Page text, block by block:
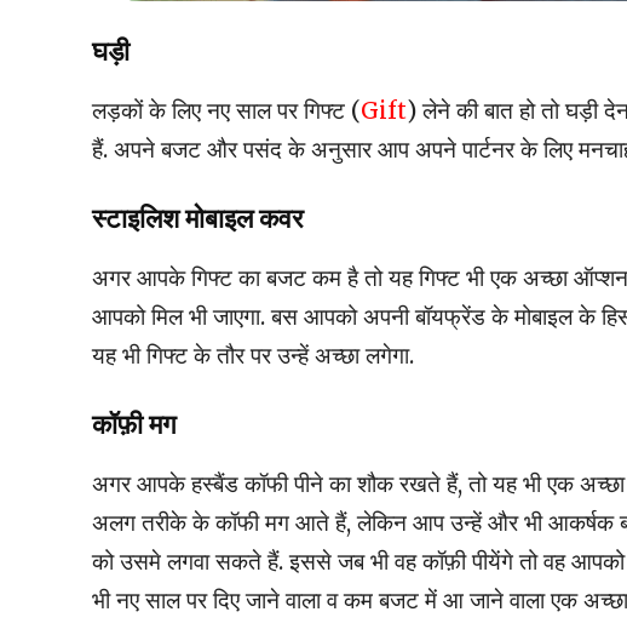
घड़ी
लड़कों के लिए नए साल‌ पर गिफ्ट (Gift) लेने की बात हो तो घड़ी
हैं. अपने बजट और पसंद के अनुसार आप अपने पार्टनर के लिए
स्टाइलिश मोबाइल कवर
अगर आपके गिफ्ट का बजट कम है तो यह गिफ्ट भी एक अच्छा
आपको मिल भी जाएगा. बस आपको अपनी बॉयफ्रेंड के मोबाइल के
यह भी गिफ्ट के तौर पर उन्हें अच्छा लगेगा.
कॉफ़ी मग
अगर आपके हस्बैंड कॉफी पीने का शौक रखते हैं, तो यह भी एक
अलग तरीके के कॉफी मग आते हैं, लेकिन आप उन्हें और भी आकर्षक
को उसमे लगवा सकते हैं. इससे जब भी वह कॉफ़ी पीयेंगे तो वह
भी नए साल पर दिए जाने वाला व कम बजट में आ जाने वाला एक